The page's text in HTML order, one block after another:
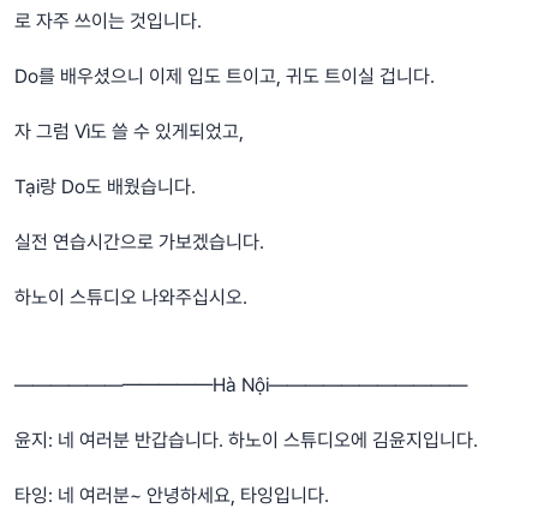
로 자주 쓰이는 것입니다.
Do를 배우셨으니 이제 입도 트이고, 귀도 트이실 겁니다.
자 그럼 Vì도 쓸 수 있게되었고,
Tại랑 Do도 배웠습니다.
실전 연습시간으로 가보겠습니다.
하노이 스튜디오 나와주십시오.
———————————Hà Nội———————————
윤지: 네 여러분 반갑습니다. 하노이 스튜디오에 김윤지입니다.
타잉: 네 여러분~ 안녕하세요, 타잉입니다.